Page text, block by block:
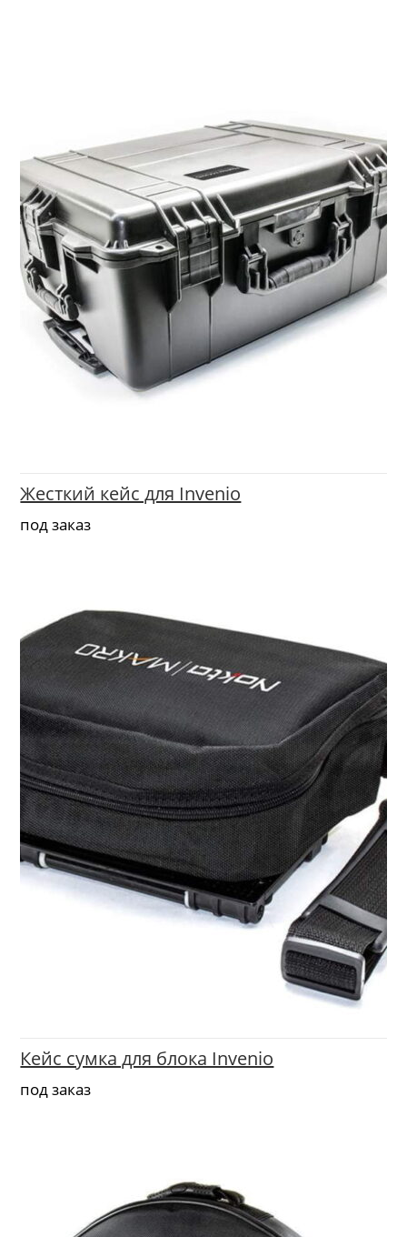
Жесткий кейс для Invenio
под заказ
Кейс сумка для блока Invenio
под заказ